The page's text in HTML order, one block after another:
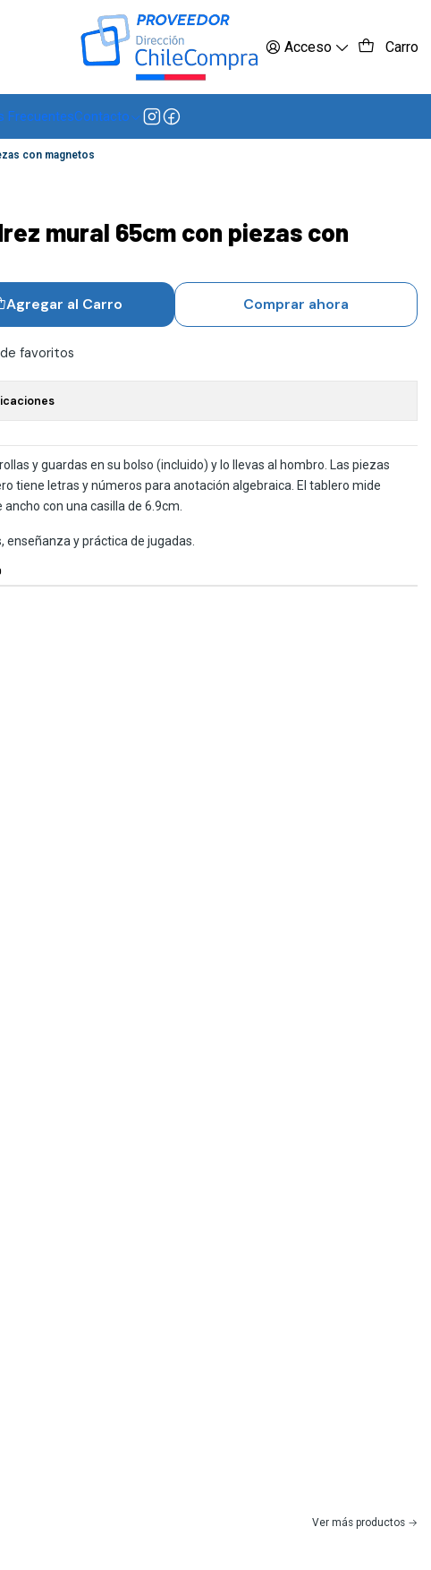
Acceso Carro
FrecuentesContacto
con magnetos
mural 65cm con piezas con
Agregar al Carro Comprar ahora
favoritos
y guardas en su bolso (incluido) y lo llevas al hombro. Las piezas
tiene letras y números para anotación algebraica. El tablero mide
con una casilla de 6.9cm.
enseñanza y práctica de jugadas.
Ver más productos